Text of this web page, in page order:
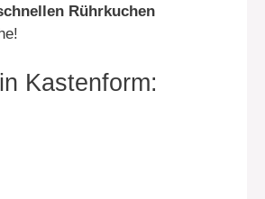
Rührkuchen
Kastenform: